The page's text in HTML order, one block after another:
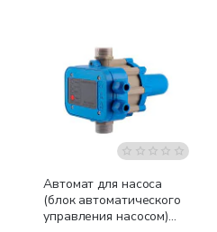
Автомат для насоса
(блок автоматического
управления насосом)